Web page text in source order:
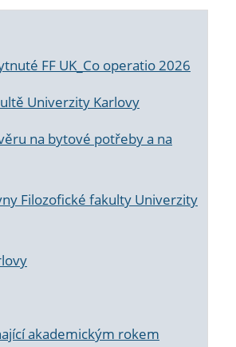
FF UK_Co operatio 2026
Univerzity Karlovy
na bytové potřeby a na
Filozofické fakulty Univerzity
akademickým rokem